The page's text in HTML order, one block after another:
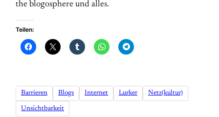
the blogosphere und alles.
Teilen:
Barrieren Blogs Internet Lurker Netz(kultur)
Unsichtbarkeit